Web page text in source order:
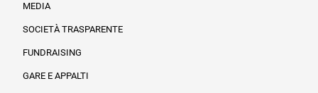
MEDIA
SOCIETÀ TRASPARENTE
FUNDRAISING
GARE E APPALTI